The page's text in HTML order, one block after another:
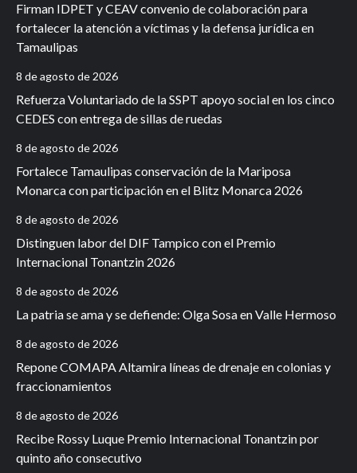
Firman IDPET y CEAV convenio de colaboración para
fortalecer la atención a víctimas y la defensa jurídica en
Tamaulipas
8 de agosto de 2026
Refuerza Voluntariado de la SSPT apoyo social en los cinco
CEDES con entrega de sillas de ruedas
8 de agosto de 2026
Fortalece Tamaulipas conservación de la Mariposa
Monarca con participación en el Blitz Monarca 2026
8 de agosto de 2026
Distinguen labor del DIF Tampico con el Premio
Internacional Tonantzin 2026
8 de agosto de 2026
La patria se ama y se defiende: Olga Sosa en Valle Hermoso
8 de agosto de 2026
Repone COMAPA Altamira líneas de drenaje en colonias y
fraccionamientos
8 de agosto de 2026
Recibe Rossy Luque Premio Internacional Tonantzin por
quinto año consecutivo